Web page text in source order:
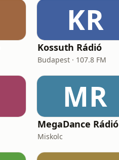
KR
Kossuth Rádió
Budapest · 107.8 FM
MR
MegaDance Rádió
Miskolc